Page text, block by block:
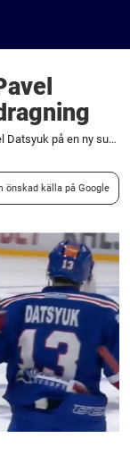
Här bjuder 40-årige (!) Pavel Datsyuk på en ny superdragning
önskad källa på Google